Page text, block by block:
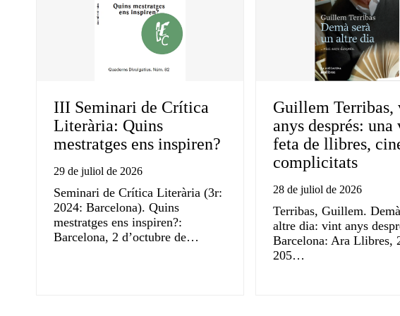
III Seminari de Crítica
Literària: Quins
mestratges ens inspiren?
29 de juliol de 2026
Seminari de Crítica Literària (3r:
2024: Barcelona). Quins
mestratges ens inspiren?:
Barcelona, 2 d’octubre de…
Guillem Terribas,
anys després: una
feta de llibres,
complicitats
28 de juliol de 2026
Terribas, Guillem.
altre dia: vint anys
Barcelona: Ara Llibres,
205…